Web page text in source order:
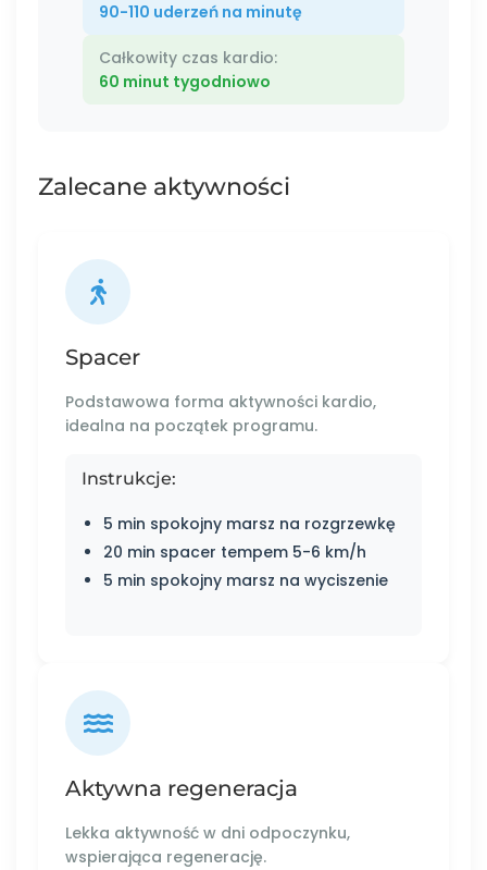
90-110 uderzeń na minutę
Całkowity czas kardio:
60 minut tygodniowo
Zalecane aktywności
Spacer
Podstawowa forma aktywności kardio,
idealna na początek programu.
Instrukcje:
5 min spokojny marsz na rozgrzewkę
20 min spacer tempem 5-6 km/h
5 min spokojny marsz na wyciszenie
Aktywna regeneracja
Lekka aktywność w dni odpoczynku,
wspierająca regenerację.